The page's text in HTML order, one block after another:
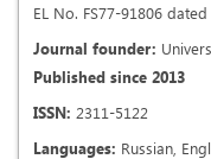
EL No. FS77-91806
Journal founder:
Published since 2013
ISSN: 2311-5122
Languages: Russian,